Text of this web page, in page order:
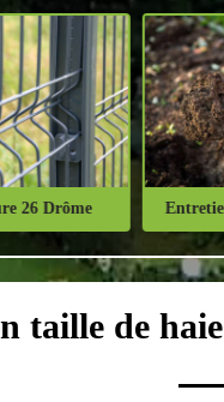
26 Drôme
taille de